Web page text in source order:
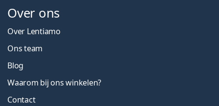
Over ons
Over Lentiamo
Ons team
Blog
Waarom bij ons winkelen?
Contact